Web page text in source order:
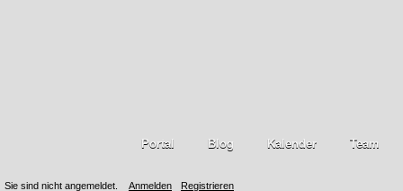
Sie sind nicht angemeldet. Anmelden Registrieren
Portal Blog Kalender Team